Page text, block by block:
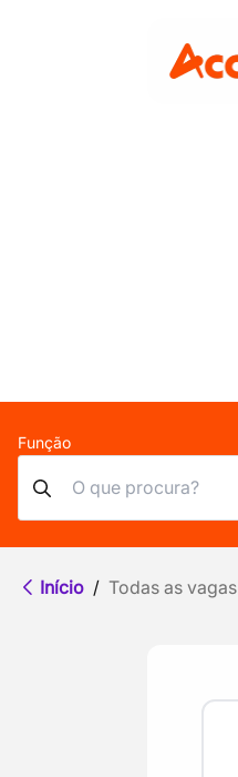
Função
Início / Todas as vagas